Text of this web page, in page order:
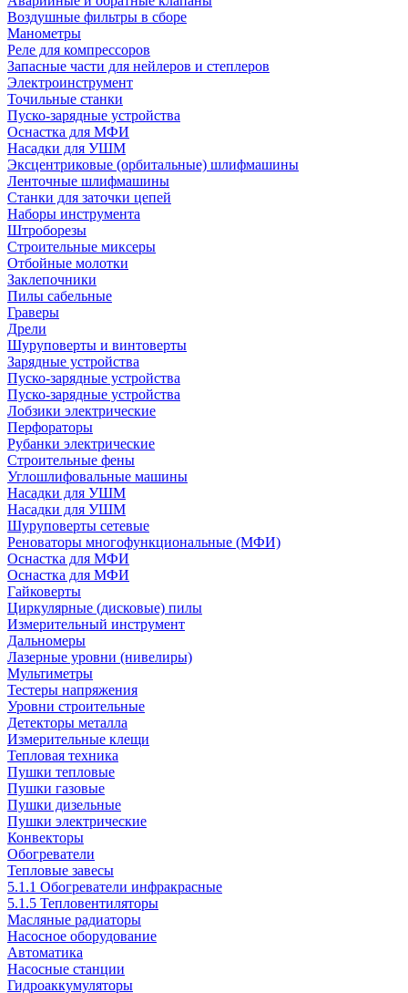
Воздушные фильтры в сборе
Манометры
Реле для компрессоров
Запасные части для нейлеров и степлеров
Электроинструмент
Точильные станки
Пуско-зарядные устройства
Оснастка для МФИ
Насадки для УШМ
Эксцентриковые (орбитальные) шлифмашины
Ленточные шлифмашины
Станки для заточки цепей
Наборы инструмента
Штроборезы
Строительные миксеры
Отбойные молотки
Заклепочники
Пилы сабельные
Граверы
Дрели
Шуруповерты и винтоверты
Зарядные устройства
Пуско-зарядные устройства
Пуско-зарядные устройства
Лобзики электрические
Перфораторы
Рубанки электрические
Строительные фены
Углошлифовальные машины
Насадки для УШМ
Насадки для УШМ
Шуруповерты сетевые
Реноваторы многофункциональные (МФИ)
Оснастка для МФИ
Оснастка для МФИ
Гайковерты
Циркулярные (дисковые) пилы
Измерительный инструмент
Дальномеры
Лазерные уровни (нивелиры)
Мультиметры
Тестеры напряжения
Уровни строительные
Детекторы металла
Измерительные клещи
Тепловая техника
Пушки тепловые
Пушки газовые
Пушки дизельные
Пушки электрические
Конвекторы
Обогреватели
Тепловые завесы
5.1.1 Обогреватели инфракрасные
5.1.5 Тепловентиляторы
Масляные радиаторы
Насосное оборудование
Автоматика
Насосные станции
Гидроаккумуляторы